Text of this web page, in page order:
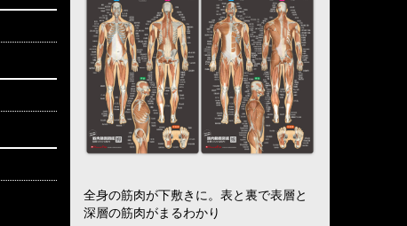
全身の筋肉が下敷きに。表と裏で表層と
深層の筋肉がまるわかり